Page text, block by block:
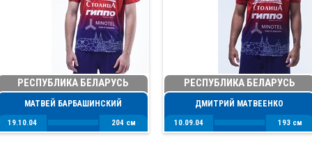
РЕСПУБЛИКА БЕЛАРУСЬ
МАТВЕЙ БАРБАШИНСКИЙ
19.10.04 204 см
РЕСПУБЛИКА БЕЛАРУСЬ
ДМИТРИЙ МАТВЕЕНКО
10.09.04 193 см